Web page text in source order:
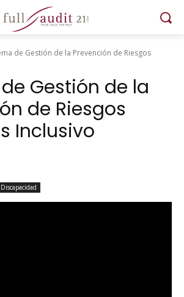
de Gestión de la Prevención de Riesgos
Gestión de la
de Riesgos
Inclusivo